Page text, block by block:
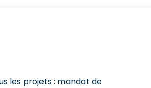
les projets : mandat de